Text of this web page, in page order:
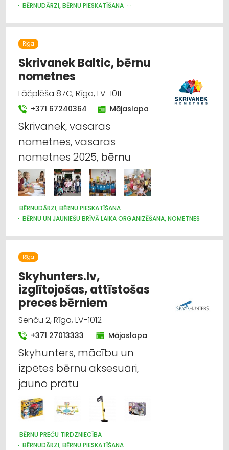
BĒRNUDĀRZI, BĒRNU PIESKATĪŠANA
Rīga
Skrivanek Baltic, bērnu
nometnes
Lāčplēša 87C, Rīga, LV-1011
+371 67240364 Mājaslapa
Skrivanek, vasaras
nometnes, vasaras
nometnes 2025, bērnu
BĒRNUDĀRZI, BĒRNU PIESKATĪŠANA
BĒRNU UN JAUNIEŠU BRĪVĀ LAIKA ORGANIZĒŠANA, NOMETNES
Rīga
Skyhunters.lv,
izglītojošas, attīstošas
preces bērniem
Senču 2, Rīga, LV-1012
+371 27013333 Mājaslapa
Skyhunters, mācību un
izpētes bērnu aksesuāri,
jauno prātu
BĒRNU PREČU TIRDZNIECĪBA
BĒRNUDĀRZI, BĒRNU PIESKATĪŠANA